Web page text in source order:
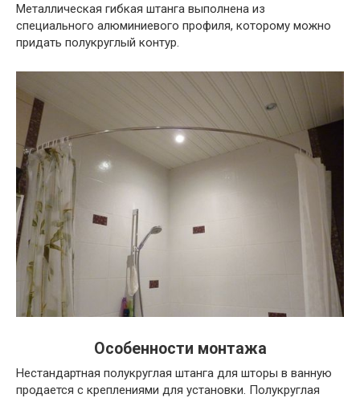
Металлическая гибкая штанга выполнена из
специального алюминиевого профиля, которому можно
придать полукруглый контур.
Особенности монтажа
Нестандартная полукруглая штанга для шторы в ванную
продается с креплениями для установки. Полукруглая